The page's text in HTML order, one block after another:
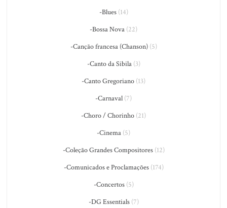
-Blues(14)
-Bossa Nova (22)
-Canção francesa (Chanson)(5)
-Canto da Sibila(3)
-Canto Gregoriano (13)
-Carnaval (7)
-Choro / Chorinho (21)
-Cinema (5)
-Coleção Grandes Compositores(12)
-Comunicados e Proclamações(174)
-Concertos(5)
-DG Essentials(7)